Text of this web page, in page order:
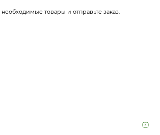
товары и отправьте заказ.